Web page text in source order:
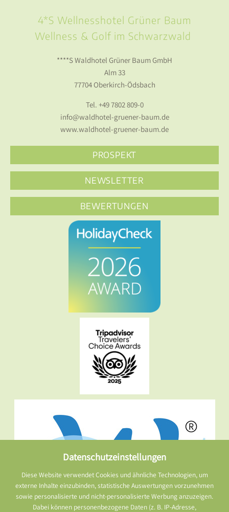
Datenschutzeinstellungen
Diese Website verwendet Cookies und ähnliche Technologien, um
externe Inhalte einzubinden, statistische Auswertungen vorzunehmen
sowie personalisierte und nicht-personalisierte Werbung anzuzeigen.
Dabei können personenbezogene Daten (z. B. IP-Adresse,
4*S Wellnesshotel Grüner Baum
Wellness & Golf im Schwarzwald
****S Waldhotel Grüner Baum GmbH
Alm 33
77704 Oberkirch-Ödsbach
Tel. +49 7802 809-0
info@waldhotel-gruener-baum.de
www.waldhotel-gruener-baum.de
PROSPEKT
NEWSLETTER
BEWERTUNGEN